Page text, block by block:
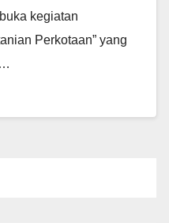
kegiatan
Perkotaan” yang